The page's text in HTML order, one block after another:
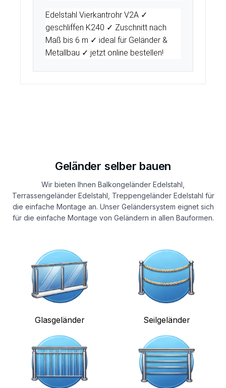
Edelstahl Vierkantrohr V2A ✓
geschliffen K240 ✓ Zuschnitt nach
Maß bis 6 m ✓ ideal für Geländer &
Metallbau ✓ jetzt online bestellen!
Geländer selber bauen
Wir bieten Ihnen Balkongeländer Edelstahl,
Terrassengeländer Edelstahl, Treppengeländer Edelstahl für
die einfache Montage an. Unser Geländersystem eignet sich
für die einfache Montage von Geländern in allen Bauformen.
Glasgeländer Seilgeländer